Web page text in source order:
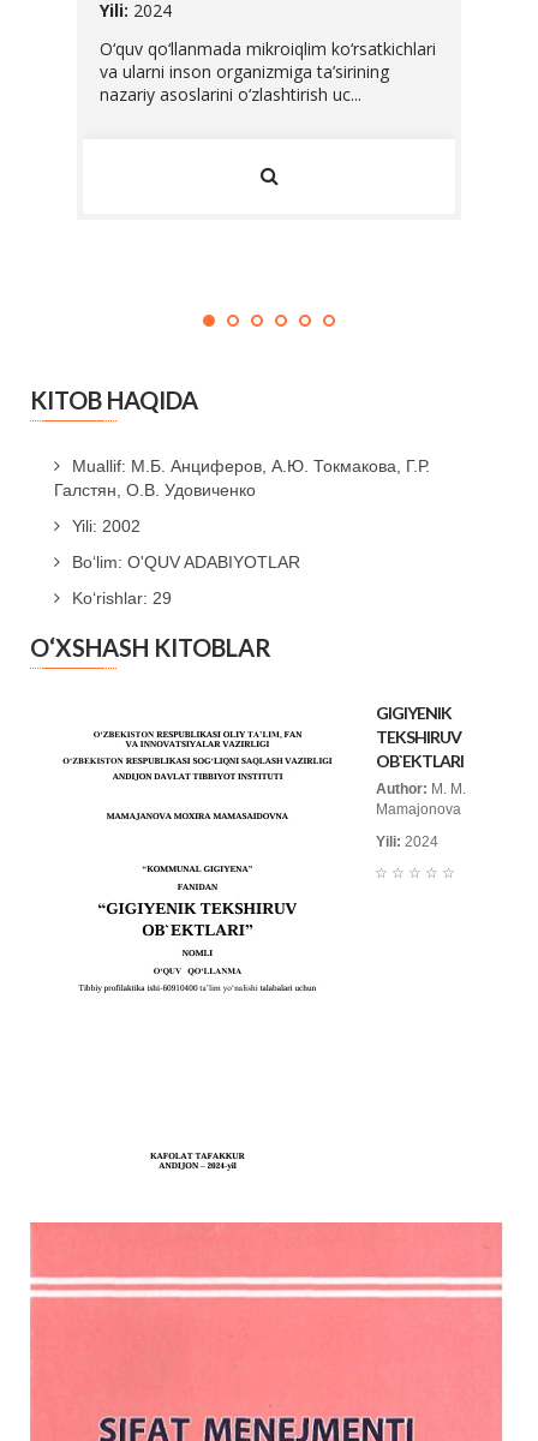
Yili: 2024
O‘quv qo‘llanmada mikroiqlim ko‘rsatkichlari
va ularni inson organizmiga ta’sirining
nazariy asoslarini o‘zlashtirish uc...
KITOB HAQIDA
Muallif: М.Б. Анциферов, А.Ю. Токмакова, Г.Р.
Галстян, О.В. Удовиченко
Yili: 2002
Bo‘lim: O'QUV ADABIYOTLAR
Ko‘rishlar: 29
O‘XSHASH KITOBLAR
GIGIYENIK
TEKSHIRUV
OB`EKTLARI
Author: M. M.
Mamajonova
Yili: 2024
☆
☆
☆
☆
☆